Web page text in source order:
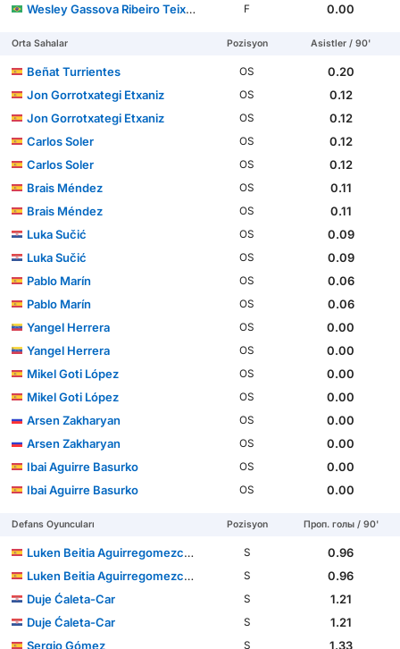
Wesley Gassova Ribeiro Teixeira
F 0.00
Orta Sahalar Pozisyon Asistler / 90'
Beñat Turrientes OS
0.20
Jon Gorrotxategi Etxaniz
OS
0.12
Jon Gorrotxategi Etxaniz
OS
0.12
Carlos Soler
OS
0.12
Carlos Soler
OS
0.12
Brais Méndez
OS
0.11
Brais Méndez
OS
0.11
Luka Sučić
OS
0.09
Luka Sučić
OS
0.09
Pablo Marín
OS
0.06
Pablo Marín
OS
0.06
Yangel Herrera
OS
0.00
Yangel Herrera
OS
0.00
Mikel Goti López
OS
0.00
Mikel Goti López
OS
0.00
Arsen Zakharyan
OS
0.00
Arsen Zakharyan
OS
0.00
Ibai Aguirre Basurko
OS
0.00
Ibai Aguirre Basurko
OS 0.00
Defans Oyuncuları Pozisyon Проп. голы / 90'
Luken Beitia Aguirregomezcorta S
0.96
Luken Beitia Aguirregomezcorta
S
0.96
Duje Ćaleta-Car
S
1.21
Duje Ćaleta-Car
S
1.21
Sergio Gómez
S 1.33